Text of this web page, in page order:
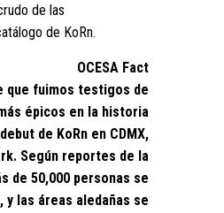
de las
de KoRn.
OCESA Fact
que fuimos testigos de
épicos en la historia
de KoRn en CDMX,
Según reportes de la
de 50,000 personas se
las áreas aledañas se